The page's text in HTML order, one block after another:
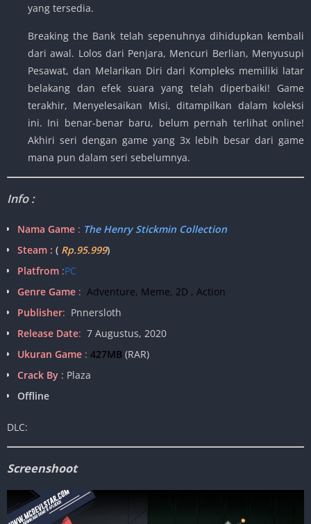
yang tersedia.
Breaking the Bank telah sepenuhnya dihidupkan kembali
dari awal. Lolos dari Penjara, Mencuri Berlian, Menyusupi
Pesawat, dan Melarikan Diri dari Kompleks memiliki latar
belakang dan efek suara yang telah diperbaiki! Game
terakhir, Menyelesaikan Misi, ditampilkan dalam koleksi
ini. Ini benar-benar baru, belum pernah terlihat online!
Akhiri seri dengan game yang 3x lebih besar dari game
mana pun dalam seri sebelumnya.
Info :
Nama Game : The Henry Stickmin Collection
Steam : ( Rp.95.999)
Platfrom :PC
Genre Game : Adventure, Meme, 2D , Action
Publisher: Pnnersloth
Release Date: 7 Augustus, 2020
Ukuran Game : 427MB (RAR)
Crack By : Plaza
Offline
DLC:
Screenshoot